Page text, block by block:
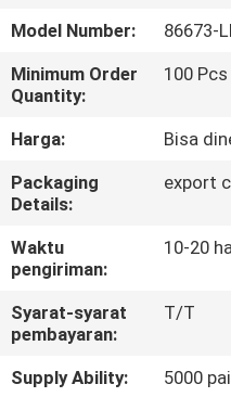
TUR
PABRIK
KONTROL
KUALITAS
COMPANY
NEWS
SITEMAP
Model Number:
86673-
Minimum Order
Quantity:
100 Pcs
Harga:
Bisa
Packaging
Details:
export
Waktu
pengiriman:
10-20
Syarat-syarat
pembayaran:
T/T
Supply Ability: 5000